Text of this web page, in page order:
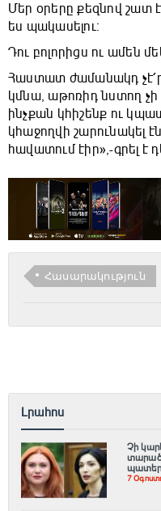
Մեր օրերը քեզնով շատ
ես պակասելու։
Դու բոլորիցս ու ամեն
Հաստատ ժամանակդ
կմնա, աթոռիդ նստող չի
ինչքան կհիշենք ու
կհաջողվի շարունակել
հավատում էիր»,-գրել է
Հասարակություն
Լրահոս
Չի
7